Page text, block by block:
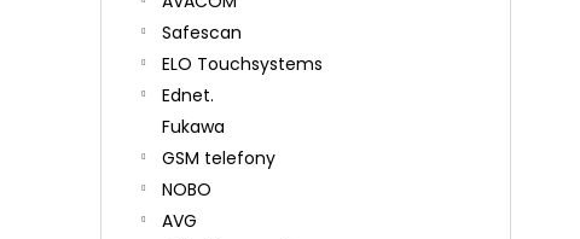
Safescan
ELO Touchsystems
Ednet.
Fukawa
GSM telefony
NOBO
AVG